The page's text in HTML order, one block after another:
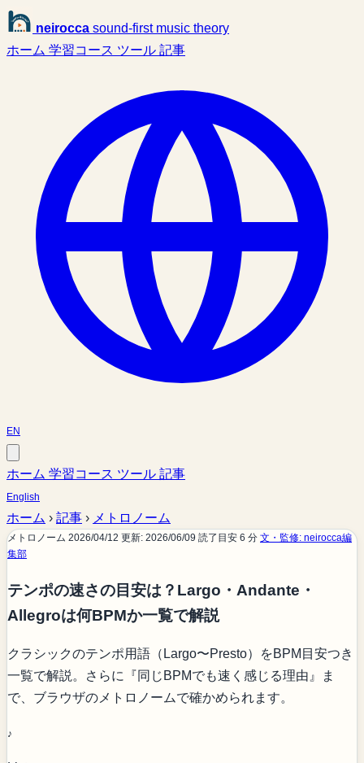
neirocca sound-first music theory
ホーム 学習コース ツール 記事
EN
ホーム 学習コース ツール 記事
English
ホーム › 記事 › メトロノーム
メトロノーム 2026/04/12 更新: 2026/06/09 読了目安 6 分 文・監修: neirocca編
集部
テンポの速さの目安は？Largo・Andante・
Allegroは何BPMか一覧で解説
クラシックのテンポ用語（Largo〜Presto）をBPM目安つき
一覧で解説。さらに『同じBPMでも速く感じる理由』ま
で、ブラウザのメトロノームで確かめられます。
♪